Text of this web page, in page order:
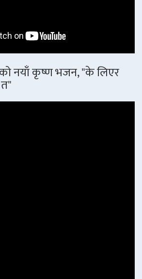
नयाँ कृष्ण भजन, "के लिएर